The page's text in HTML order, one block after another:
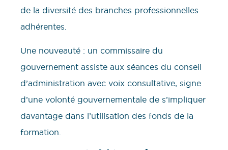
de la diversité des branches professionnelles
adhérentes.
Une nouveauté : un commissaire du
gouvernement assiste aux séances du conseil
d’administration avec voix consultative, signe
d’une volonté gouvernementale de s’impliquer
davantage dans l’utilisation des fonds de la
formation.